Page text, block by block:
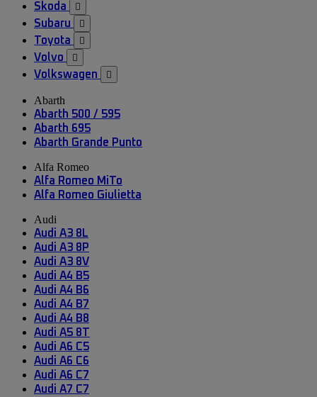
Skoda 
Subaru 
Toyota 
Volvo 
Volkswagen 
Abarth
Abarth 500 / 595
Abarth 695
Abarth Grande Punto
Alfa Romeo
Alfa Romeo MiTo
Alfa Romeo Giulietta
Audi
Audi A3 8L
Audi A3 8P
Audi A3 8V
Audi A4 B5
Audi A4 B6
Audi A4 B7
Audi A4 B8
Audi A5 8T
Audi A6 C5
Audi A6 C6
Audi A6 C7
Audi A7 C7